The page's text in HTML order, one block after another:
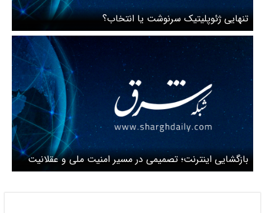
تنهایی ژئوپلیتیک سرنوشت یا انتخاب؟
بازگشایی اینترنت؛ تصمیمی در مسیر امنیت ملی و عقلانیت
حکمرانی